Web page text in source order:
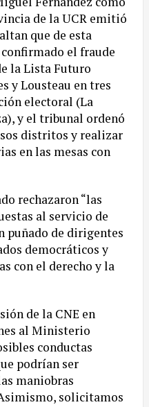
de la UCR emitió
que de esta
el fraude
la Lista Futuro
y Lousteau en tres
electoral (La
y el tribunal ordenó
distritos y realizar
en las mesas con
rechazaron “las
al servicio de
puñado de dirigentes
democráticos y
con el derecho y la
de la CNE en
al Ministerio
conductas
podrían ser
maniobras
solicitamos